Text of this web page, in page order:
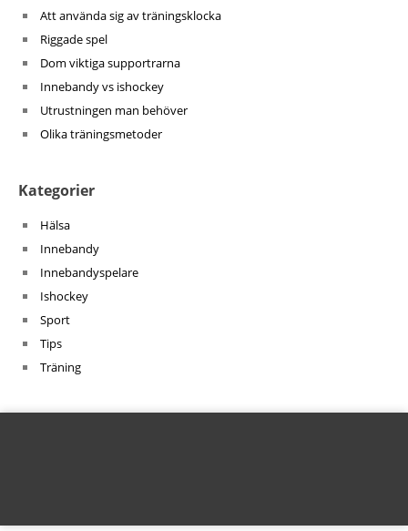
Att använda sig av träningsklocka
Riggade spel
Dom viktiga supportrarna
Innebandy vs ishockey
Utrustningen man behöver
Olika träningsmetoder
Kategorier
Hälsa
Innebandy
Innebandyspelare
Ishockey
Sport
Tips
Träning